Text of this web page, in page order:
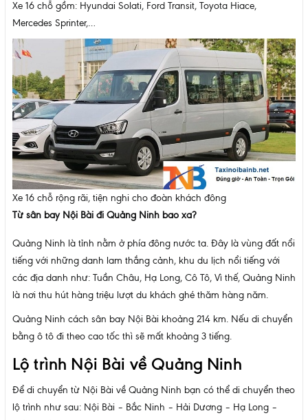
Xe 16 chỗ gồm: Hyundai Solati, Ford Transit, Toyota Hiace,
Mercedes Sprinter,…
Xe 16 chỗ rộng rãi, tiện nghi cho đoàn khách đông
Từ sân bay Nội Bài đi Quảng Ninh bao xa?
Quảng Ninh là tỉnh nằm ở phía đông nước ta. Đây là vùng đất nổi
tiếng với những danh lam thắng cảnh, khu du lịch nổi tiếng với
các địa danh như: Tuần Châu, Hạ Long, Cô Tô, Vì thế, Quảng Ninh
là nơi thu hút hàng triệu lượt du khách ghé thăm hàng năm.
Quảng Ninh cách sân bay Nội Bài khoảng 214 km. Nếu di chuyển
bằng ô tô đi theo cao tốc thì sẽ mất khoảng 3 tiếng.
Lộ trình Nội Bài về Quảng Ninh
Để di chuyển từ Nội Bài về Quảng Ninh bạn có thể di chuyển theo
lộ trình như sau: Nội Bài – Bắc Ninh – Hải Dương – Hạ Long –